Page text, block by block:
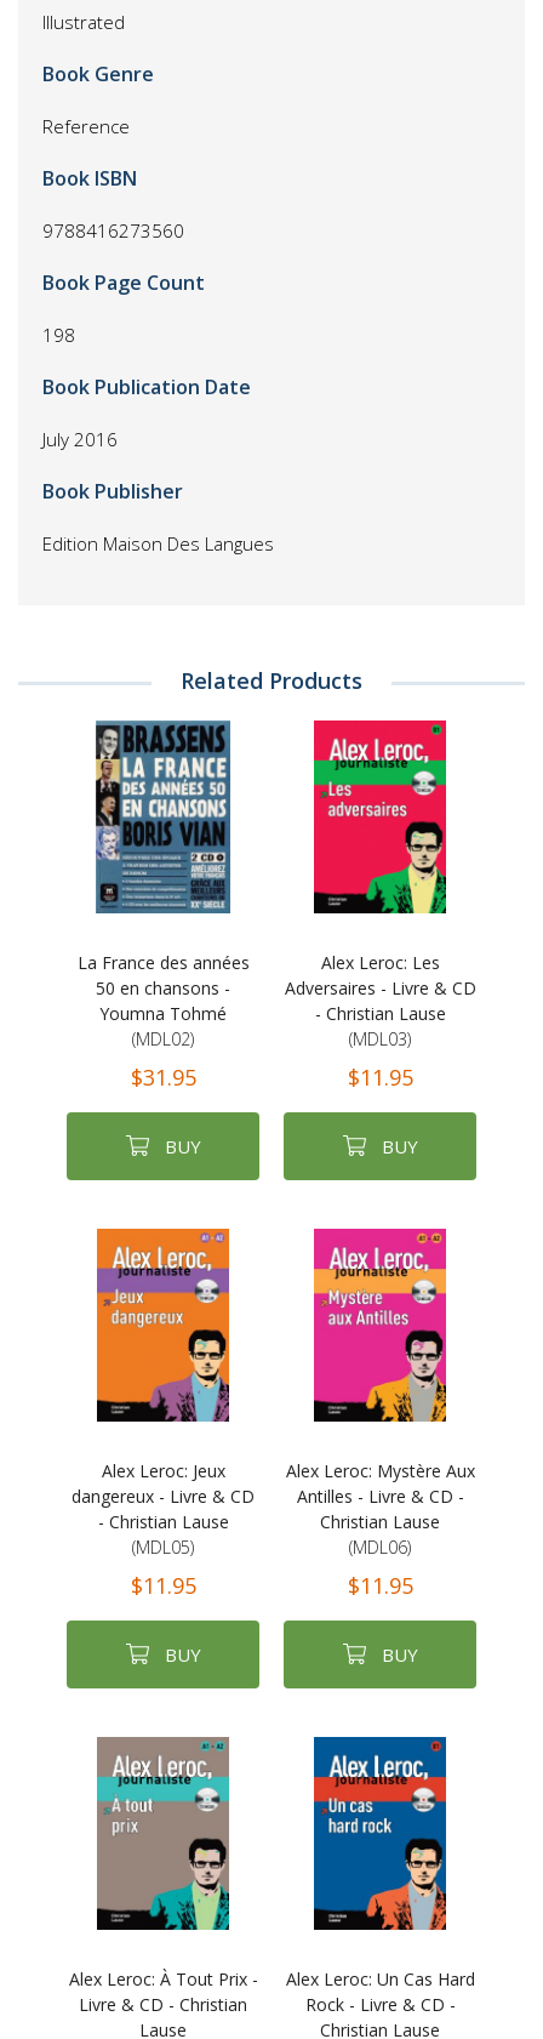
Illustrated
Book Genre
Reference
Book ISBN
9788416273560
Book Page Count
198
Book Publication Date
July 2016
Book Publisher
Edition Maison Des Langues
Related Products
La France des années
50 en chansons -
Youmna Tohmé
(MDL02)
$31.95
BUY
Alex Leroc: Les
Adversaires - Livre & CD
- Christian Lause
(MDL03)
$11.95
BUY
Alex Leroc: Jeux
dangereux - Livre & CD
- Christian Lause
(MDL05)
$11.95
BUY
Alex Leroc: Mystère Aux
Antilles - Livre & CD -
Christian Lause
(MDL06)
$11.95
BUY
Alex Leroc: À Tout Prix -
Livre & CD - Christian
Lause
Alex Leroc: Un Cas Hard
Rock - Livre & CD -
Christian Lause